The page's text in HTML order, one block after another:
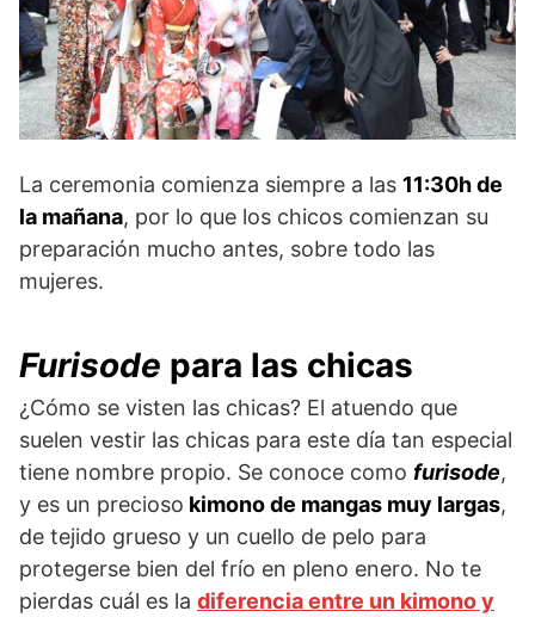
La ceremonia comienza siempre a las 11:30h de
la mañana, por lo que los chicos comienzan su
preparación mucho antes, sobre todo las
mujeres.
Furisode para las chicas
¿Cómo se visten las chicas? El atuendo que
suelen vestir las chicas para este día tan especial
tiene nombre propio. Se conoce como furisode,
y es un precioso kimono de mangas muy largas,
de tejido grueso y un cuello de pelo para
protegerse bien del frío en pleno enero. No te
pierdas cuál es la diferencia entre un kimono y